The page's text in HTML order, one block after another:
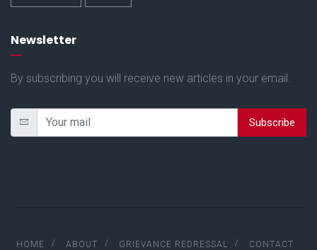
Newsletter
By subscribing you will receive new articles in your email.
Subscribe
HOME ABOUT GRIEVANCE REDRESSAL CONTACT